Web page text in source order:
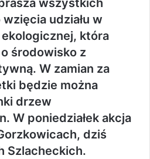
udziału w
która
o środowisko z
W zamian za
będzie można
drzew
W poniedziałek akcja
dziś
Szlacheckich.